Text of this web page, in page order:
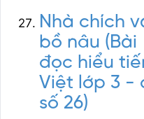
Nhà chích
bồ nâu (Bài
đọc hiểu
Việt lớp 3 -
số 26)